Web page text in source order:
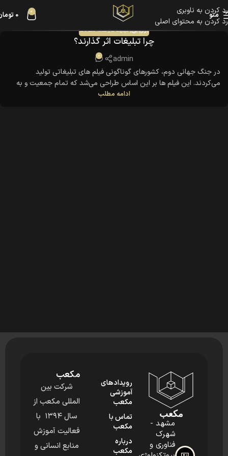
رد کردن به ناوبری
رد کردن به محتوای اصلی
منو 0
0
بازاریابی,تبلیغات,همه مقالات
چرا تبلیغات اثر گذارند؟
admin
0
در جنگ جهانی دوم، کشورهای گوناگونی فیلم های تبلیغاتی تولید
می‌کردند. این فیلم ها بر این اساس طراحی می‌شد که تمام جمعیت و به
خصوص سربازان را از حس میهن دوستی سرشار کند، تا اگر لازم باشد تا
ادامه مطلب
مکعب
مشهد -
شهرک
فناوری و
رویدادهای
آموزشی
مکعب
تماس با
مکعب
درباره
مکعب
مکعب
شرکت بین
المللی مکعب از
سال ۱۳۹۴ با
فعالیت آموزش
منابع انسانی و